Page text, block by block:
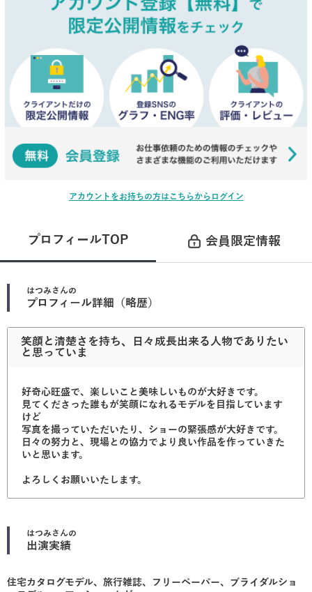
アカウントをお持ちの方はこちらからログイン
プロフィールTOP 会員限定情報
はつみさんの
プロフィール詳細（略歴）
笑顔と清楚さを持ち、日々成長出来る人物でありたい
と思っていま
好奇心旺盛で、楽しいこと美味しいものが大好きです。
見てくださった誰もが笑顔になれるモデルを目指しています
けど
写真を撮っていただいたり、ショーの緊張感が大好きです。
日々の努力と、現場との協力でより良い作品を作っていきた
いと思います。
よろしくお願いいたします。
はつみさんの
出演実績
住宅カタログモデル、旅行雑誌、フリーペーパー、ブライダルショ